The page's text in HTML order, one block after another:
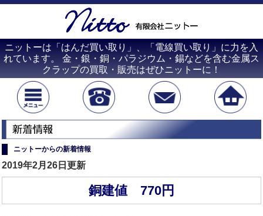
ニットーは「はんだ買い取り」、「電線買い取り」に力を入
れています。 金・銀・銅・パラジウム・錫などを含む金属ス
クラップの買取・販売はぜひニットーに！
ニットーからの新着情報
2019年2月26日更新
銅建値 770円